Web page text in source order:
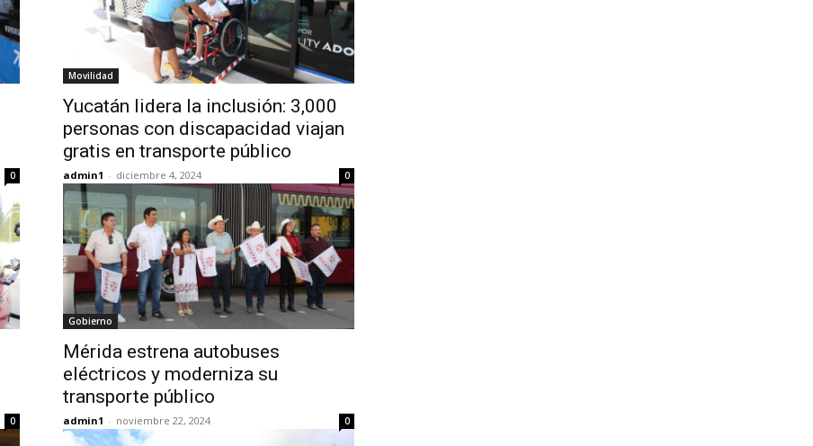
0
Movilidad
Yucatán lidera la inclusión: 3,000
personas con discapacidad viajan
gratis en transporte público
admin1 - diciembre 4, 2024 0
0
Gobierno
Mérida estrena autobuses
eléctricos y moderniza su
transporte público
admin1 - noviembre 22, 2024 0